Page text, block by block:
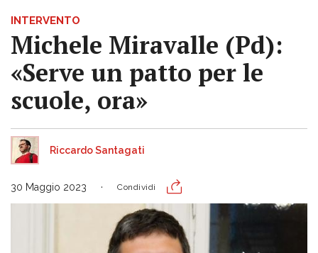
INTERVENTO
Michele Miravalle (Pd):
«Serve un patto per le
scuole, ora»
Riccardo Santagati
30 Maggio 2023 Condividi